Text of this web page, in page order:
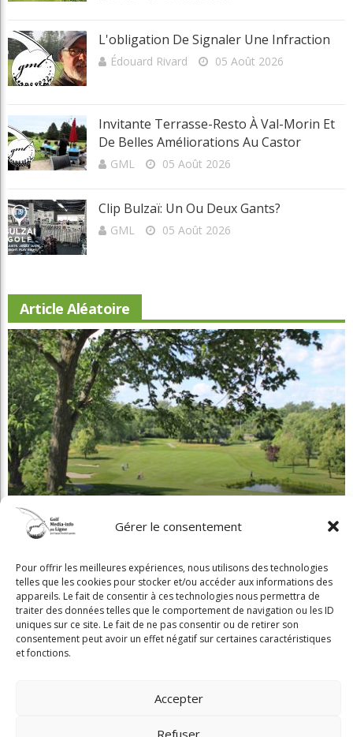
Gérer le consentement
Pour offrir les meilleures expériences, nous utilisons des technologies
telles que les cookies pour stocker et/ou accéder aux informations des
appareils. Le fait de consentir à ces technologies nous permettra de
traiter des données telles que le comportement de navigation ou les ID
uniques sur ce site. Le fait de ne pas consentir ou de retirer son
consentement peut avoir un effet négatif sur certaines caractéristiques
et fonctions.
Accepter
Refuser
Le physio et vous
Les règles selon Édouard
Non classé
Parcours
Potinage
Québec
Tournois et résultats
Toutes les régions
Articles récents
Beaconsfield renoue avec son look d'antan
Nouveau conseil d'administration à Lévis: assurer la pérennité du
club
L'obligation de signaler une infraction
Invitante terrasse-resto à Val-Morin et de belles améliorations au
Clip Bulzaï: un ou deux gants?
Articles récents